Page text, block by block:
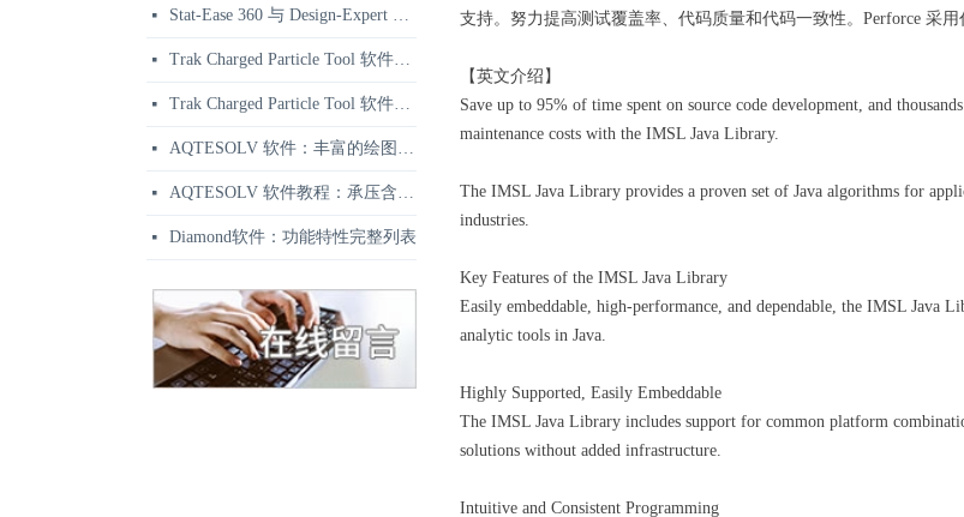
支持。努力提高测试覆盖率、代码质量和代码一致性。Perforce 采
【英文介绍】
Save up to 95% of time spent on source code development, and
maintenance costs with the IMSL Java Library.
The IMSL Java Library provides a proven set of Java algorithms for
industries.
Key Features of the IMSL Java Library
Easily embeddable, high-performance, and dependable, the IMSL Java
analytic tools in Java.
Highly Supported, Easily Embeddable
The IMSL Java Library includes support for common platform
solutions without added infrastructure.
Intuitive and Consistent Programming
넷 Stat-Ease 360 与 Design-Expert 功能区别对比 | 正版选型参考
넷 Trak Charged Particle Tool 软件资讯：二维带电粒子束软件
넷 Trak Charged Particle Tool 软件应用示例：相对论速调管强流束枪仿真
넷 AQTESOLV 软件：丰富的绘图、报告与输出功能
넷 AQTESOLV 软件教程：承压含水层变速率抽水试验分析
넷 Diamond软件：功能特性完整列表